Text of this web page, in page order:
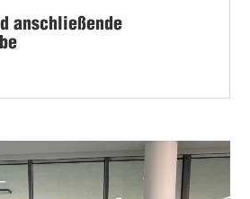
anschließende